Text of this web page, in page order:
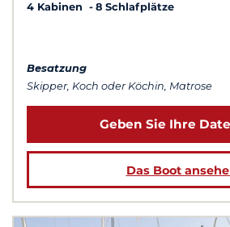
4 Kabinen
8 Schlafplätze
Besatzung
Skipper, Koch oder Köchin, Matrose
Geben Sie Ihre
Das Boot